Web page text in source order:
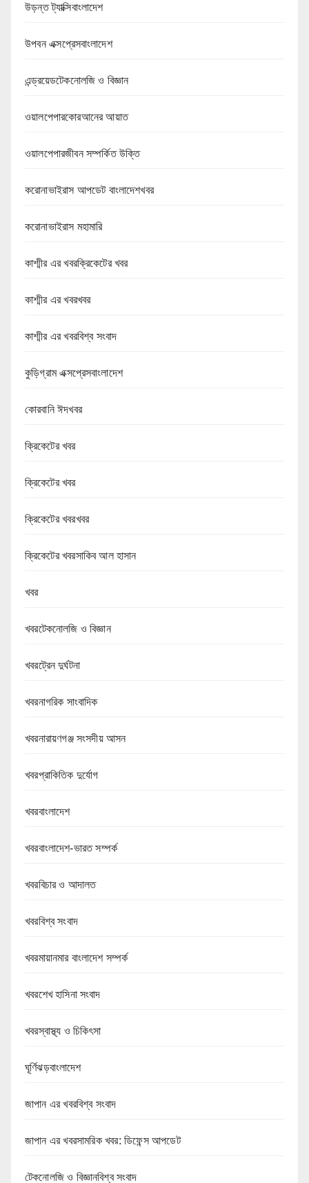
উড়ন্ত ট্যাক্সিবাংলাদেশ
উপবন এক্সপ্রেসবাংলাদেশ
এন্ড্রয়েডটেকনোলজি ও বিজ্ঞান
ওয়ালপেপারকোরআনের আয়াত
ওয়ালপেপারজীবন সম্পর্কিত উক্তি
করোনাভাইরাস আপডেট বাংলাদেশখবর
করোনাভাইরাস মহামারি
কাশ্মীর এর খবরক্রিকেটের খবর
কাশ্মীর এর খবরখবর
কাশ্মীর এর খবরবিশ্ব সংবাদ
কুড়িগ্রাম এক্সপ্রেসবাংলাদেশ
কোরবানি ঈদখবর
ক্রিকেটের খবর
ক্রিকেটের খবর
ক্রিকেটের খবরখবর
ক্রিকেটের খবরসাকিব আল হাসান
খবর
খবরটেকনোলজি ও বিজ্ঞান
খবরট্রেন দুর্ঘটনা
খবরনাগরিক সাংবাদিক
খবরনারায়ণগঞ্জ সংসদীয় আসন
খবরপ্রাকিতিক দুর্যোগ
খবরবাংলাদেশ
খবরবাংলাদেশ-ভারত সম্পর্ক
খবরবিচার ও আদালত
খবরবিশ্ব সংবাদ
খবরমায়ানমার বাংলাদেশ সম্পর্ক
খবরশেখ হাসিনা সংবাদ
খবরস্বাস্থ্য ও চিকিৎসা
ঘূর্ণিঝড়বাংলাদেশ
জাপান এর খবরবিশ্ব সংবাদ
জাপান এর খবরসামরিক খবর: ডিফেন্স আপডেট
টেকনোলজি ও বিজ্ঞানবিশ্ব সংবাদ